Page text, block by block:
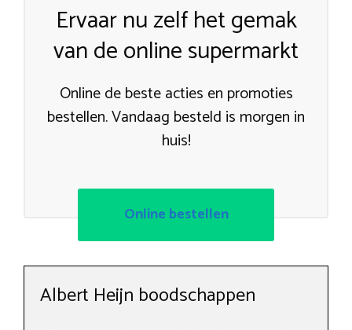
Ervaar nu zelf het gemak
van de online supermarkt
Online de beste acties en promoties
bestellen. Vandaag besteld is morgen in
huis!
Online bestellen
Albert Heijn boodschappen